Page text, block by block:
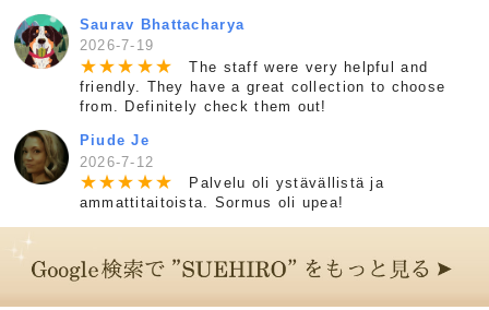
Saurav Bhattacharya
2026-7-19
★★★ ★★
The staff were very helpful and
friendly. They have a great collection to choose
from. Definitely check them out!
Piude Je
2026-7-12
★★★ ★★
Palvelu oli ystävällistä ja
ammattitaitoista. Sormus oli upea!